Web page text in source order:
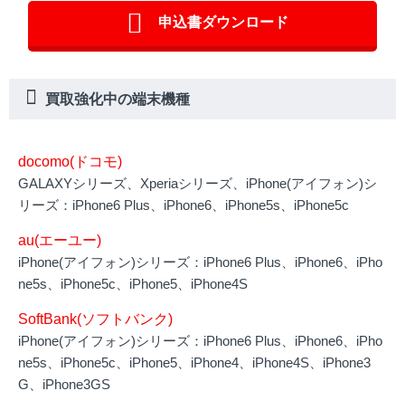
申込書ダウンロード
買取強化中の端末機種
docomo(ドコモ)
GALAXYシリーズ、Xperiaシリーズ、iPhone(アイフォン)シ
リーズ：iPhone6 Plus、iPhone6、iPhone5s、iPhone5c
au(エーユー)
iPhone(アイフォン)シリーズ：iPhone6 Plus、iPhone6、iPho
ne5s、iPhone5c、iPhone5、iPhone4S
SoftBank(ソフトバンク)
iPhone(アイフォン)シリーズ：iPhone6 Plus、iPhone6、iPho
ne5s、iPhone5c、iPhone5、iPhone4、iPhone4S、iPhone3
G、iPhone3GS